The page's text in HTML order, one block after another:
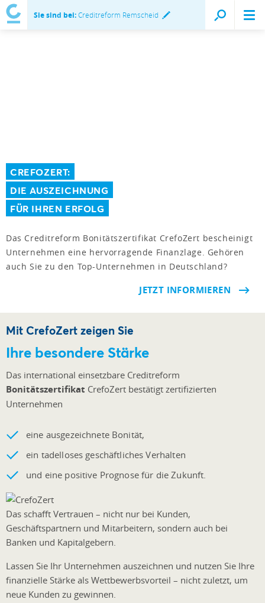
Sie sind bei:Creditreform Remscheid
CREFOZERT:
DIE AUSZEICHNUNG
FÜR IHREN ERFOLG
Das Creditreform Bonitätszertifikat CrefoZert bescheinigt
Unternehmen eine hervorragende Finanzlage. Gehören
auch Sie zu den Top-Unternehmen in Deutschland?
JETZT INFORMIEREN
Mit CrefoZert zeigen Sie
Ihre besondere Stärke
Das international einsetzbare Creditreform
Bonitätszertifikat CrefoZert bestätigt zertifizierten
Unternehmen
eine ausgezeichnete Bonität,
ein tadelloses geschäftliches Verhalten
und eine positive Prognose für die Zukunft.
Das schafft Vertrauen – nicht nur bei Kunden,
Geschäftspartnern und Mitarbeitern, sondern auch bei
Banken und Kapitalgebern.
Lassen Sie Ihr Unternehmen auszeichnen und nutzen Sie Ihre
finanzielle Stärke als Wettbewerbsvorteil – nicht zuletzt, um
neue Kunden zu gewinnen.